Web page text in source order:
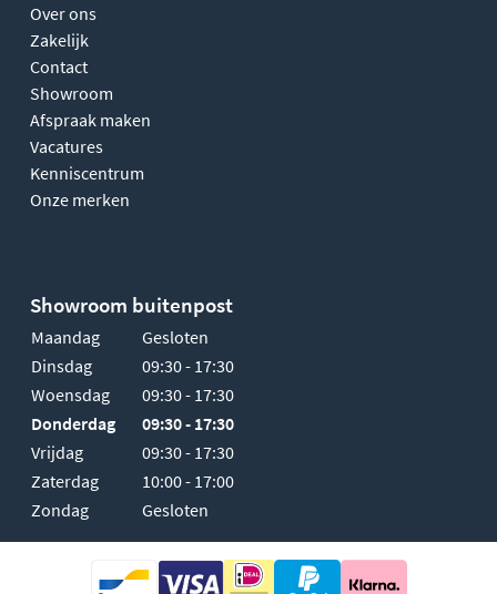
Over ons
Zakelijk
Contact
Showroom
Afspraak maken
Vacatures
Kenniscentrum
Onze merken
Showroom buitenpost
Maandag
Gesloten
Dinsdag
09:30 - 17:30
Woensdag
09:30 - 17:30
Donderdag
09:30 - 17:30
Vrijdag
09:30 - 17:30
Zaterdag
10:00 - 17:00
Zondag
Gesloten